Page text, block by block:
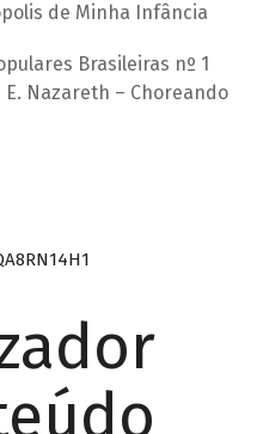
de Minha Infância
Brasileiras nº 1
Nazareth – Choreando